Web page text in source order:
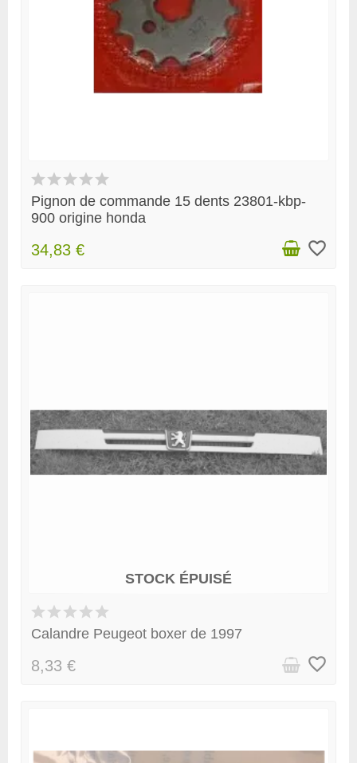
Pignon de commande 15 dents 23801-kbp-
900 origine honda
34,83 € favorite_border
STOCK ÉPUISÉ
Calandre Peugeot boxer de 1997
8,33 € favorite_border